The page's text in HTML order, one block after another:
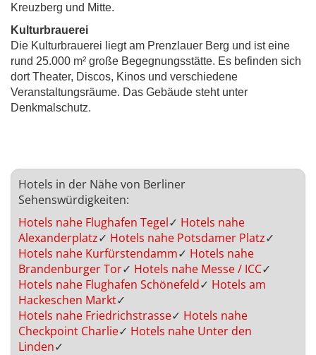
Kreuzberg und Mitte.
Kulturbrauerei
Die Kulturbrauerei liegt am Prenzlauer Berg und ist eine
rund 25.000 m² große Begegnungsstätte. Es befinden sich
dort Theater, Discos, Kinos und verschiedene
Veranstaltungsräume. Das Gebäude steht unter
Denkmalschutz.
Hotels in der Nähe von Berliner
Sehenswürdigkeiten:
Hotels nahe Flughafen Tegel✓ Hotels nahe
Alexanderplatz✓ Hotels nahe Potsdamer Platz✓
Hotels nahe Kurfürstendamm✓ Hotels nahe
Brandenburger Tor✓ Hotels nahe Messe / ICC✓
Hotels nahe Flughafen Schönefeld✓ Hotels am
Hackeschen Markt✓
Hotels nahe Friedrichstrasse✓ Hotels nahe
Checkpoint Charlie✓ Hotels nahe Unter den
Linden✓